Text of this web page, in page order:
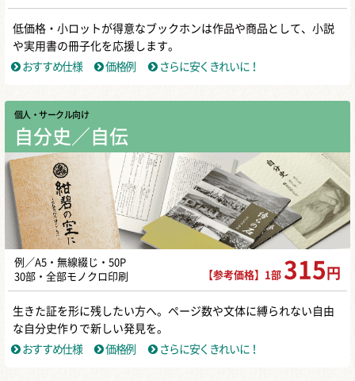
低価格・小ロットが得意なブックホンは作品や商品として、小説
や実用書の冊子化を応援します。
おすすめ仕様
価格例 さらに安くきれいに！
個人・サークル向け
自分史／自伝
例／A5・無線綴じ・50P
30部・全部モノクロ印刷
【参考価格】1部 315 円
生きた証を形に残したい方へ。ページ数や文体に縛られない自由
な自分史作りで新しい発見を。
おすすめ仕様
価格例 さらに安くきれいに！